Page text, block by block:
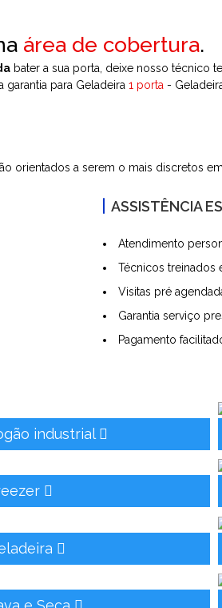
área de cobertura.
bater a sua porta, deixe nosso técnico
garantia para Geladeira 1 porta -
orientados a serem o mais discretos
ASSISTÊNCIA
Atendimento
Técnicos treinados
Visitas pré
Garantia serviço
Pagamento
industrial